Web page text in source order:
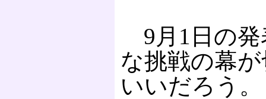
9月1日の発
な挑戦の幕
いいだろう。